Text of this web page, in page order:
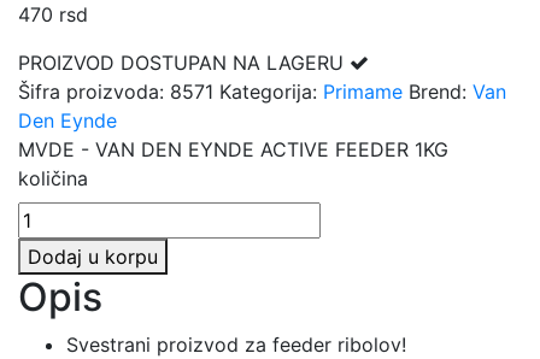
470 rsd
PROIZVOD DOSTUPAN NA LAGERU
Šifra proizvoda: 8571 Kategorija: Primame Brend: Van
Den Eynde
MVDE - VAN DEN EYNDE ACTIVE FEEDER 1KG
količina
Dodaj u korpu
Opis
Svestrani proizvod za feeder ribolov!